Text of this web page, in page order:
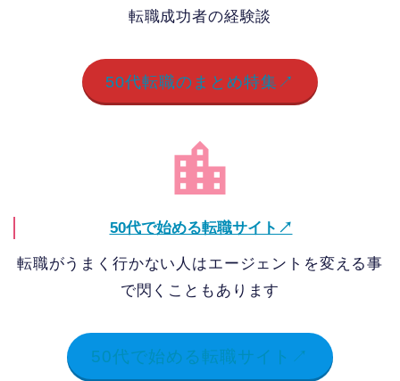
転職成功者の経験談
50代転職のまとめ特集↗
50代で始める転職サイト↗
転職がうまく行かない人はエージェントを変える事
で閃くこともあります
50代で始める転職サイト↗